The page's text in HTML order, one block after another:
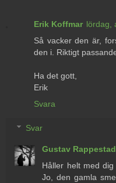
Erik Koffmar lördag,
Så vacker den är,
den i. Riktigt
Ha det gott,
Erik
Svara
Svar
Gustav Rappestad
Håller helt med
Jo, den gamla